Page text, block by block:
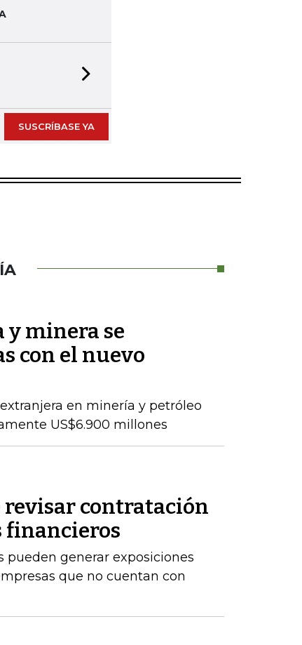
SUSCRÍBASE YA
minera se
con el nuevo
en minería y petróleo
US$6.900 millones
revisar contratación
financieros
pueden generar exposiciones
que no cuentan con